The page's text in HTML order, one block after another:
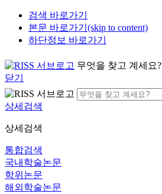
검색 바로가기
본문 바로가기(skip to content)
하단정보 바로가기
무엇을 찾고 계세요?
닫기
상세검색
상세검색
통합검색
국내학술논문
학위논문
해외학술논문